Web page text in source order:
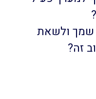
שמך ולשאת
זה?